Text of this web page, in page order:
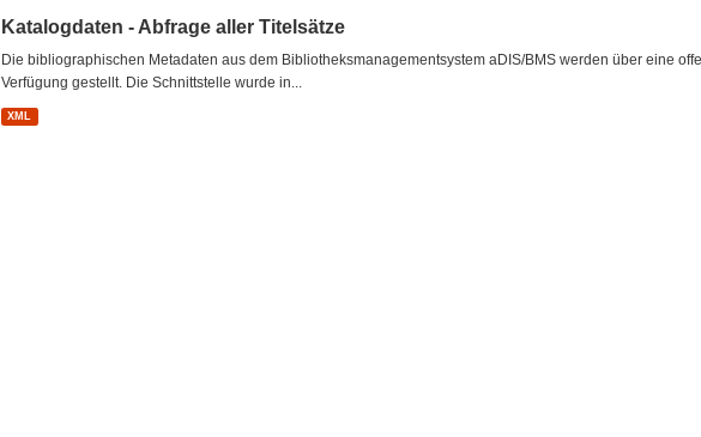
Katalogdaten - Abfrage aller Titelsätze
Die bibliographischen Metadaten aus dem Bibliotheksmanagementsystem aDIS/BMS werden über eine
Verfügung gestellt. Die Schnittstelle wurde in...
XML